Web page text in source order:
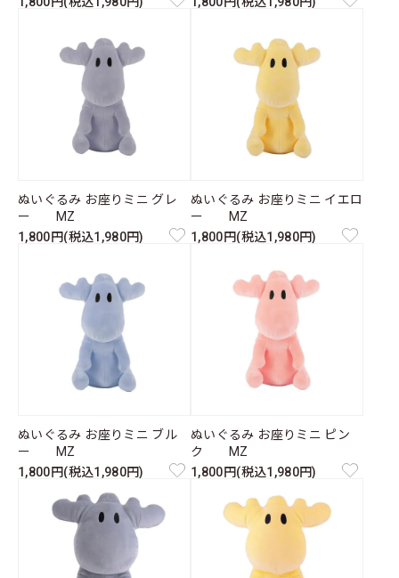
ぬいぐるみ お座りミニ グレ
ー MZ
1,800円(税込1,980円)
ぬいぐるみ お座りミニ イエロ
ー MZ
1,800円(税込1,980円)
ぬいぐるみ お座りミニ ブル
ー MZ
1,800円(税込1,980円)
ぬいぐるみ お座りミニ ピン
ク MZ
1,800円(税込1,980円)